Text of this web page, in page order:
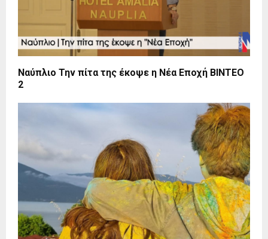
Ναύπλιο Την πίτα της έκοψε η Νέα Εποχή BINTEO
2